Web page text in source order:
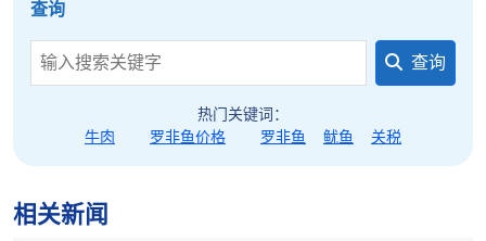
国虾类产业在疾病防控、可追溯体系和国际认证方面
的改进进展，以在全球虾类供应链重构中占据主动，
并为潜在的贸易摩擦升级做好合规预案。
查询
查询
热门关键词：
牛肉
罗非鱼价格 罗非鱼 鱿鱼 关税
相关新闻